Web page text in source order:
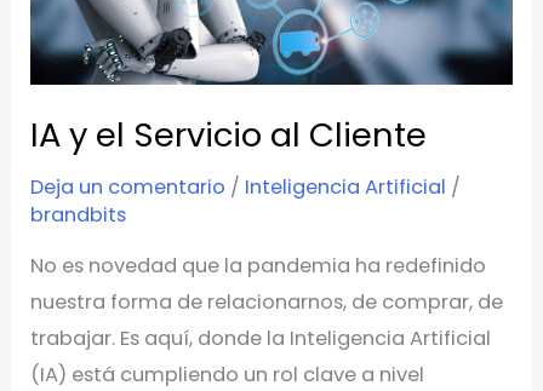
IA y el Servicio al Cliente
Deja un comentario / Inteligencia Artificial /
brandbits
No es novedad que la pandemia ha redefinido
nuestra forma de relacionarnos, de comprar, de
trabajar. Es aquí, donde la Inteligencia Artificial
(IA) está cumpliendo un rol clave a nivel